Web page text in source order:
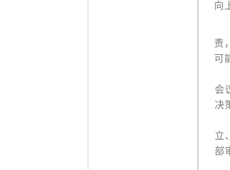
向
责
可
会
决
立
部